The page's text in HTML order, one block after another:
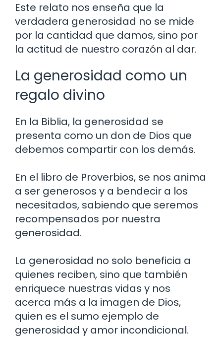
Este relato nos enseña que la
verdadera generosidad no se mide
por la cantidad que damos, sino por
la actitud de nuestro corazón al dar.
La generosidad como un
regalo divino
En la Biblia, la generosidad se
presenta como un don de Dios que
debemos compartir con los demás.
En el libro de Proverbios, se nos anima
a ser generosos y a bendecir a los
necesitados, sabiendo que seremos
recompensados por nuestra
generosidad.
La generosidad no solo beneficia a
quienes reciben, sino que también
enriquece nuestras vidas y nos
acerca más a la imagen de Dios,
quien es el sumo ejemplo de
generosidad y amor incondicional.